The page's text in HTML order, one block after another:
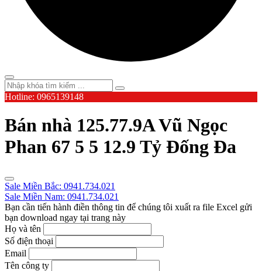
Hotline: 0965139148
Bán nhà 125.77.9A Vũ Ngọc
Phan 67 5 5 12.9 Tỷ Đống Đa
Sale Miền Bắc: 0941.734.021
Sale Miền Nam: 0941.734.021
Bạn cần tiến hành điền thông tin để chúng tôi xuất ra file Excel gửi
bạn download ngay tại trang này
Họ và tên
Số điện thoại
Email
Tên công ty